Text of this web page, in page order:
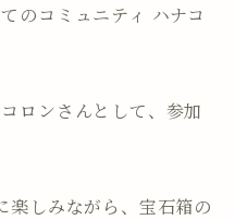
のコミュニティ ハナコ
ロンさんとして、参加
楽しみながら、宝石箱の